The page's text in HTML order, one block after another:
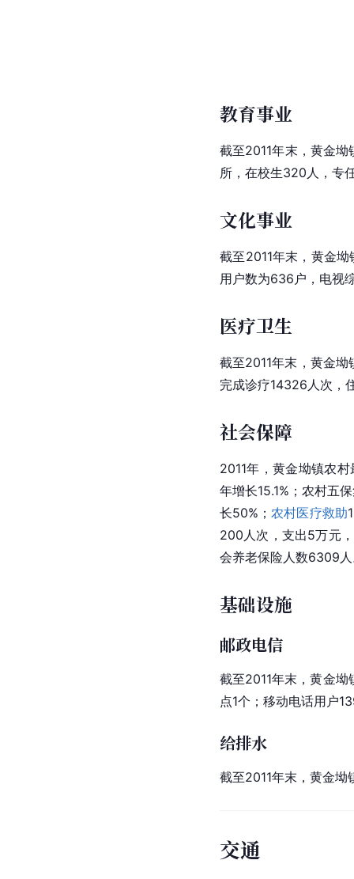
教育事业
截至2011年末，黄金
所，在校生320人，专
文化事业
截至2011年末，黄金
用户数为636户，电视
医疗卫生
截至2011年末，黄金
完成诊疗14326人次，
社会保障
2011年，黄金坳镇农
年增长15.1%；农村五
长50%；农村医疗救助
200人次，支出5万元
会养老保险人数6309
基础设施
邮政电信
截至2011年末，黄金
点1个；移动电话用户
给排水
截至2011年末，黄金坳
交通